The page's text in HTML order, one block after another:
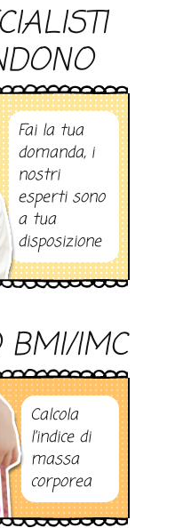
Fai la tua
domanda, i
nostri
esperti sono
a tua
disposizione
BMI/IMC
Calcola
l’indice di
massa
corporea